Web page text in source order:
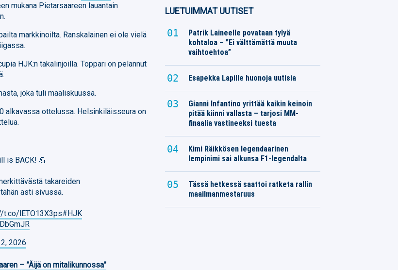
mukana Pietarsaareen lauantain
markkinoilta. Ranskalainen ei ole vielä
HJK:n takalinjoilla. Toppari on pelannut
joka tuli maaliskuussa.
alkavassa ottelussa. Helsinkiläisseura on
is BACK! 💪
takareiden
asti sivussa.
t.co/lETO13X3ps#HJK
2026
– ”Äijä on mitalikunnossa”
LUETUIMMAT UUTISET
Patrik Laineelle povataan tylyä
kohtaloa – ”Ei välttämättä muuta
vaihtoehtoa”
Esapekka Lapille huonoja uutisia
Gianni Infantino yrittää kaikin keinoin
pitää kiinni vallasta – tarjosi MM-
finaalia vastineeksi tuesta
Kimi Räikkösen legendaarinen
lempinimi sai alkunsa F1-legendalta
Tässä hetkessä saattoi ratketa rallin
maailmanmestaruus